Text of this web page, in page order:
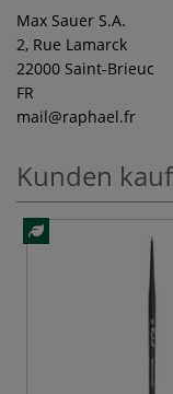
Max Sauer S.A.
2, Rue Lamarck
22000 Saint-Brieuc
FR
mail@raphael.fr
Kunden